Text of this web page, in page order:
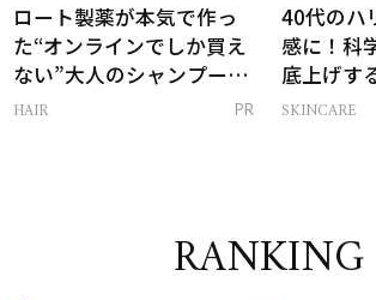
ロート製薬が本気で作っ
た“オンラインでしか買え
ない”大人のシャンプー＆
トリートメントって？
HAIR PR
40代のハ
感に！科
底上げす
ム」
SKINCARE
RANKING